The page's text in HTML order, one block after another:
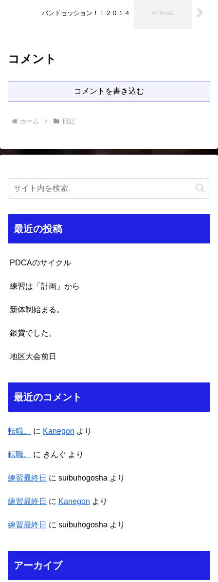
バンドセッション！！２０１４
コメント
コメントを書き込む
ホーム 日記
最近の投稿
PDCAのサイクル
練習は「計画」から
新体制始まる。
銀賞でした。
地区大会前日
最近のコメント
転職。 に Kanegon より
転職。 に きんぐ より
練習最終日 に suibuhogosha より
練習最終日 に Kanegon より
練習最終日 に suibuhogosha より
アーカイブ